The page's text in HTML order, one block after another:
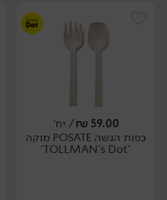
יח׳
59.00
₪/ יח׳
כפות הגשה POSATE מוקה
'TOLLMAN's Dot'